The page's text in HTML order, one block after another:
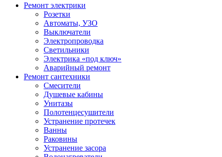
Ремонт электрики
Розетки
Автоматы, УЗО
Выключатели
Электропроводка
Светильники
Электрика «под ключ»
Аварийный ремонт
Ремонт сантехники
Смесители
Душевые кабины
Унитазы
Полотенцесушители
Устранение протечек
Ванны
Раковины
Устранение засора